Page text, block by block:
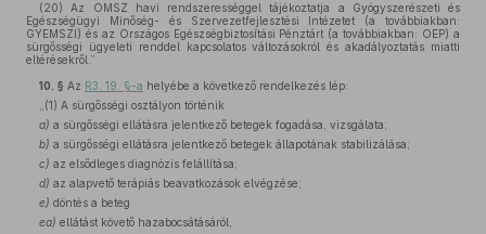
(20) Az OMSZ havi rendszerességgel tájékoztatja a Gyógyszerészeti és
Egészségügyi Minőség- és Szervezetfejlesztési Intézetet (a továbbiakban:
GYEMSZI) és az Országos Egészségbiztosítási Pénztárt (a továbbiakban: OEP) a
sürgősségi ügyeleti renddel kapcsolatos változásokról és akadályoztatás miatti
eltérésekről.”
10. § Az R3. 19. §-a helyébe a következő rendelkezés lép:
„(1) A sürgősségi osztályon történik
a) a sürgősségi ellátásra jelentkező betegek fogadása, vizsgálata;
b) a sürgősségi ellátásra jelentkező betegek állapotának stabilizálása;
c) az elsődleges diagnózis felállítása;
d) az alapvető terápiás beavatkozások elvégzése;
e) döntés a beteg
ea) ellátást követő hazabocsátásáról,